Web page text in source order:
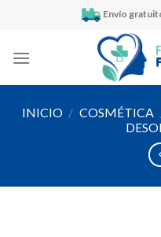
Envío
INICIO / COSMÉTICA